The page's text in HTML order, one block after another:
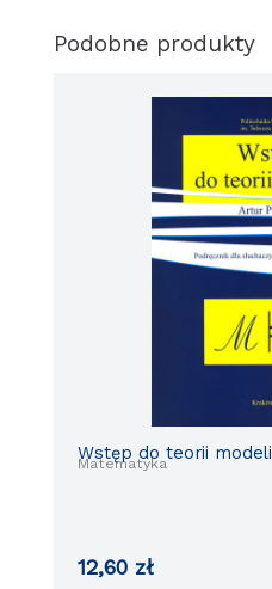
Podobne produkty
Matematyka
Wstęp do teorii modeli
12,60 zł